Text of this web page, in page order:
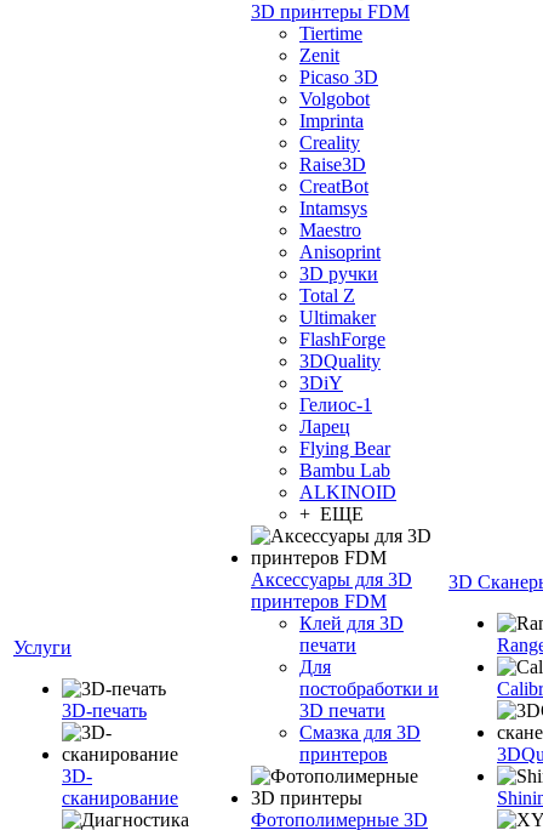
Услуги
3D-печать
3D-
сканирование
3D принтеры FDM
Tiertime
Zenit
Picaso 3D
Volgobot
Imprinta
Creality
Raise3D
CreatBot
Intamsys
Maestro
Anisoprint
3D ручки
Total Z
Ultimaker
FlashForge
3DQuality
3DiY
Гелиос-1
Ларец
Flying Bear
Bambu Lab
ALKINOID
+ ЕЩЕ
Аксессуары для 3D
принтеров FDM
Клей для 3D
печати
Для
постобработки и
3D печати
Смазка для 3D
принтеров
Фотополимерные 3D
3D